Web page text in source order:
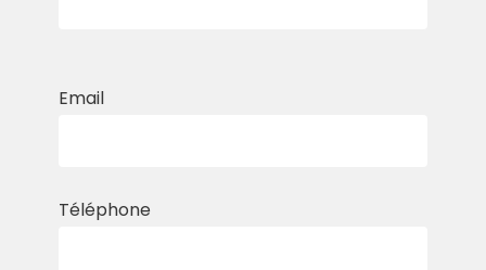
Email
Téléphone